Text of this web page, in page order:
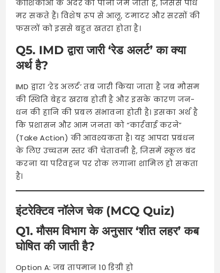
कोशिकाओं के अंदर का पानी जम जाता है, जिससे पौधे
मर सकते हैं। विशेष रूप से आलू, टमाटर और सरसों की
फसलों को इससे बहुत खतरा होता है।
Q5. IMD द्वारा जारी ‘रेड अलर्ट’ का क्या
अर्थ है?
IMD द्वारा ‘रेड अलर्ट’ तब जारी किया जाता है जब मौसम
की स्थिति बेहद खराब होती है और इसके कारण जन-
धन की हानि की प्रबल संभावना होती है। इसका अर्थ है
कि प्रशासन और आम जनता को “कार्रवाई करने”
(Take Action) की आवश्यकता है। यह आपदा प्रबंधन
के लिए उच्चतम स्तर की चेतावनी है, जिसमें स्कूल बंद
करना या परिवहन पर रोक लगाना शामिल हो सकता
है।
इंटरेक्टिव नॉलेज चेक (MCQ Quiz)
Q1. मौसम विभाग के अनुसार ‘शीत लहर’ कब
घोषित की जाती है?
Option A: जब तापमान 10 डिग्री हो